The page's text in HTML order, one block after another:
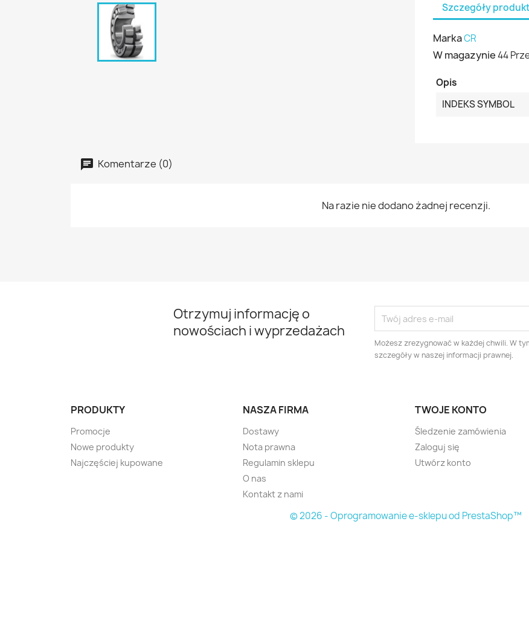
Szczegóły
MarkaCR
W magazynie44
Opis
INDEKS SYMBOL
Komentarze (0)
Na razie nie dodano żadnej recenzji.
Otrzymuj informację o
nowościach i wyprzedażach
Możesz zrezygnować w każdej chwili. W
szczegóły w naszej informacji prawnej.
PRODUKTY
Promocje
Nowe produkty
Najczęściej kupowane
NASZA FIRMA
Dostawy
Nota prawna
Regulamin sklepu
O nas
Kontakt z nami
TWOJE KONTO
Śledzenie zamówienia
Zaloguj się
Utwórz konto
© 2026 - Oprogramowanie e-sklepu od PrestaShop™